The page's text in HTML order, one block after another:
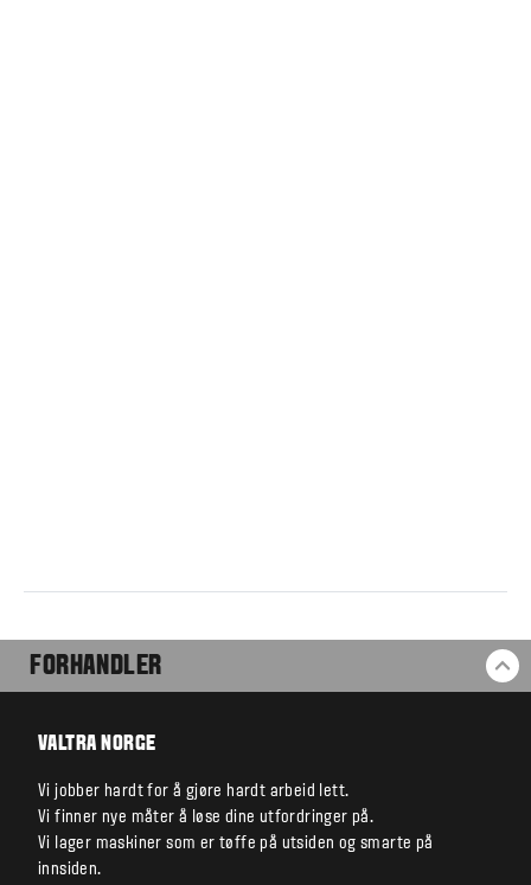
FORHANDLER
VALTRA NORGE
Vi jobber hardt for å gjøre hardt arbeid lett.
Vi finner nye måter å løse dine utfordringer på.
Vi lager maskiner som er tøffe på utsiden og smarte på
innsiden.